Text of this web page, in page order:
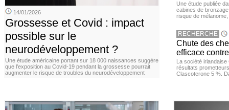
14/01/2026
Grossesse et Covid : impact
possible sur le
neurodéveloppement ?
Une étude américaine portant sur 18 000 naissances suggère
que l’exposition au Covid‑19 pendant la grossesse pourrait
augmenter le risque de troubles du neurodéveloppement
Une étude publiée
cabines de
risque de
RECHERCHE
Chute des
efficace
La société
résultats
Clascoterone 5 %.